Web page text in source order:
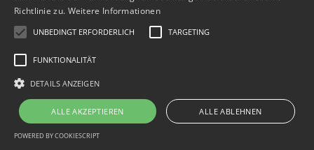
Ihrer Privatsphäre entnehmen Sie bitte den Datenschutzhinweisen
von Google: https://www.google.com/intl/de/policies/privacy/
Auf unserer Website werden sogenannte Social Plugins ("Plugins")
des sozialen Netzwerkes Google+ verwendet, das von der Google
Ireland Limited, Gordon House, 4 Barrow St, Dublin, D04 E5W5,
Irland ("Google") betrieben wird.
Um den Schutz Ihrer Daten beim Besuch unserer Website zu
erhöhen, sind die Plugins zunächst deaktiviert mittels sogenannter
Richtlinie zu. Weitere Informationen
UNBEDINGT ERFORDERLICH TARGETING
FUNKTIONALITÄT
DETAILS ANZEIGEN
ALLE AKZEPTIEREN ALLE ABLEHNEN
POWERED BY COOKIESCRIPT